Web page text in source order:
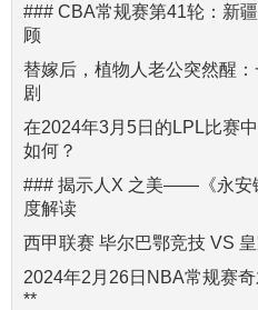
### CBA常规赛第41轮：新
顾
替嫁后，植物人老公突然醒
剧
在2024年3月5日的LPL比赛
如何？
### 揭示人X 之美——《永安
度解读
西甲联赛 毕尔巴鄂竞技 VS
2024年2月26日NBA常规赛
**